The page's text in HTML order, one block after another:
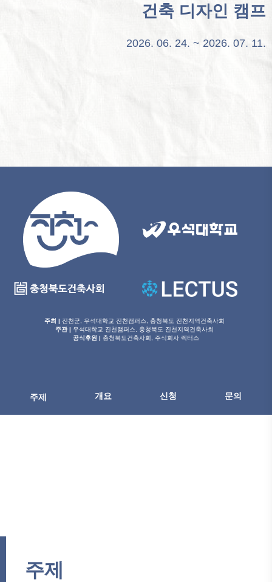
건축 디자인 캠프
2026. 06. 24. ~ 2026. 07. 11.
주최 | 진천군, 우석대학교 진천캠퍼스, 충청북도 진천지역건축사회
주관 | 우석대학교 진천캠퍼스, 충청북도 진천지역건축사회
공식후원 | 충청북도건축사회, 주식회사 렉터스
주제 개요 신청 문의
주제